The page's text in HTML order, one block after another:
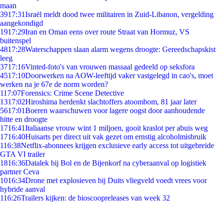
maan
3917:31Israël meldt dood twee militairen in Zuid-Libanon, vergelding
aangekondigd
1917:29Iran en Oman eens over route Straat van Hormuz, VS
buitenspel
4817:28Waterschappen slaan alarm wegens droogte: Gereedschapskist
leeg
3717:16Vinted-foto's van vrouwen massaal gedeeld op seksfora
4517:10Doorwerken na AOW-leeftijd vaker vastgelegd in cao's, moet
werken na je 67e de norm worden?
117:07Forensics: Crime Scene Detective
1317:02Hiroshima herdenkt slachtoffers atoombom, 81 jaar later
5617:01Boeren waarschuwen voor lagere oogst door aanhoudende
hitte en droogte
1716:41Italiaanse vrouw wint 1 miljoen, gooit kraslot per abuis weg
1716:40Huisarts per direct uit vak gezet om ernstig alcoholmisbruik
116:38Netflix-abonnees krijgen exclusieve early access tot uitgebreide
GTA VI trailer
1816:36Datalek bij Bol en de Bijenkorf na cyberaanval op logistiek
partner Ceva
1016:34Drone met explosieven bij Duits vliegveld voedt vrees voor
hybride aanval
116:26Trailers kijken: de bioscoopreleases van week 32